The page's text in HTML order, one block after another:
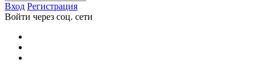
Вход Регистрация
Войти через соц. сети